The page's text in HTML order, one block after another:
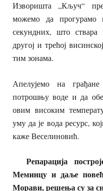
Изворишта „Кључ“
можемо да
секундних, што ствара
другој и трећој
тим зонама.
Апелујемо на
потрошњу воде и да
овим високим
уму да је вода ресурс,
каже Веселиновић.
Репарација
Меминцу и даље
Морави,решења суза